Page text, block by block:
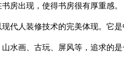
房出现，使得书房很有厚重感。
代人装修技术的完美体现。它
水画、古玩、屏风等，追求的是